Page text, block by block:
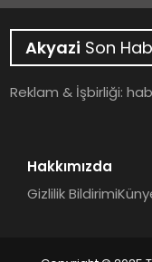
Akyazi Son
Reklam & İşbirliği:
Hakkımızda
Gizlilik Bildirimi